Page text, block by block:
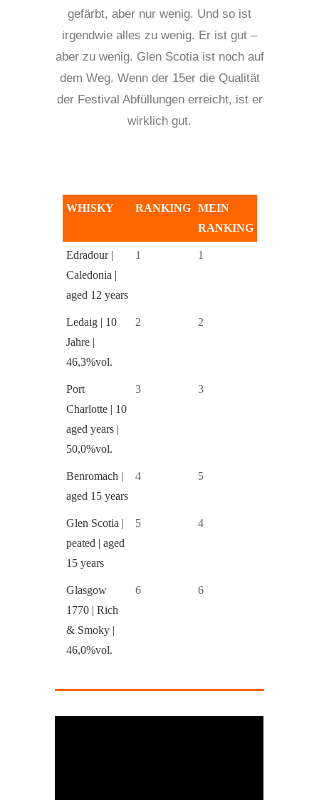
gefärbt, aber nur wenig. Und so ist
irgendwie alles zu wenig. Er ist gut –
aber zu wenig. Glen Scotia ist noch auf
dem Weg. Wenn der 15er die Qualität
der Festival Abfüllungen erreicht, ist er
wirklich gut.
WHISKY RANKING
MEIN
RANKING
Edradour |
Caledonia |
aged 12 years
1 1
Ledaig | 10
Jahre |
46,3%vol.
2 2
Port
Charlotte | 10
aged years |
50,0%vol.
3 3
Benromach |
aged 15 years
4 5
Glen Scotia |
peated | aged
15 years
5 4
Glasgow
1770 | Rich
& Smoky |
46,0%vol.
6 6